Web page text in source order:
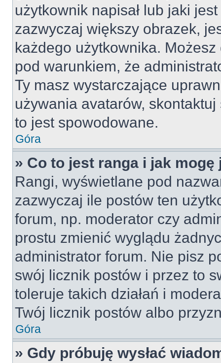
użytkownik napisał lub jaki
zazwyczaj większy obrazek,
każdego użytkownika.
pod warunkiem, że
Ty masz wystarczające
używania avatarów,
to jest spowodowane.
Góra
» Co to jest ranga i jak mogę
Rangi, wyświetlane pod
zazwyczaj ile postów ten
forum, np. moderator czy
prostu zmienić wyglądu
administrator forum. Nie pisz
swój licznik postów i przez to
toleruje takich działań i
Twój licznik postów albo
Góra
» Gdy próbuję wysłać